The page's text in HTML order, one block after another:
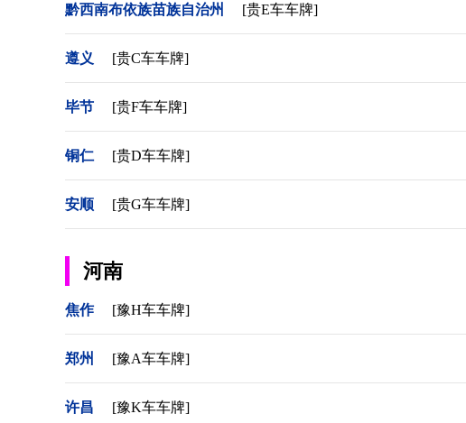
黔西南布依族苗族自治州 [贵E车车牌]
遵义 [贵C车车牌]
毕节 [贵F车车牌]
铜仁 [贵D车车牌]
安顺 [贵G车车牌]
河南
焦作 [豫H车车牌]
郑州 [豫A车车牌]
许昌 [豫K车车牌]